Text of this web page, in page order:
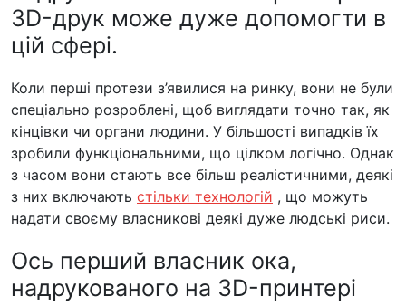
3D-друк може дуже допомогти в
цій сфері.
Коли перші протези з’явилися на ринку, вони не були
спеціально розроблені, щоб виглядати точно так, як
кінцівки чи органи людини. У більшості випадків їх
зробили функціональними, що цілком логічно. Однак
з часом вони стають все більш реалістичними, деякі
з них включають стільки технологій , що можуть
надати своєму власникові деякі дуже людські риси.
Ось перший власник ока,
надрукованого на 3D-принтері